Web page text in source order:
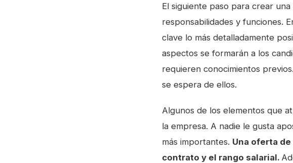
El siguiente paso para crear
responsabilidades y funciones.
clave lo más detalladamente
aspectos se formarán a los
requieren conocimientos
se espera de ellos.
Algunos de los elementos que
la empresa. A nadie le gusta
más importantes. Una oferta
contrato y el rango salarial.